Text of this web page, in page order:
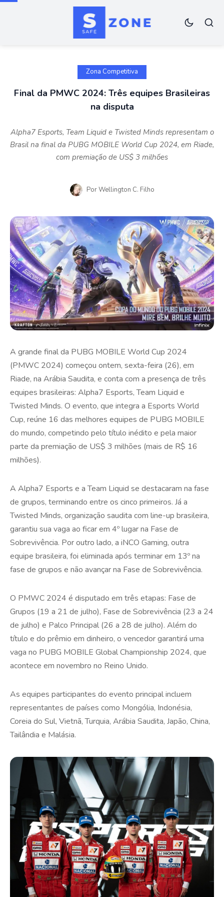
Zona Competitiva
Final da PMWC 2024: Três equipes Brasileiras
na disputa
Alpha7 Esports, Team Liquid e Twisted Minds representam o
Brasil na final da PUBG MOBILE World Cup 2024, em Riade,
com premiação de US$ 3 milhões
PorWellington C. Filho
A grande final da PUBG MOBILE World Cup 2024
(PMWC 2024) começou ontem, sexta-feira (26), em
Riade, na Arábia Saudita, e conta com a presença de três
equipes brasileiras: Alpha7 Esports, Team Liquid e
Twisted Minds. O evento, que integra a Esports World
Cup, reúne 16 das melhores equipes de PUBG MOBILE
do mundo, competindo pelo título inédito e pela maior
parte da premiação de US$ 3 milhões (mais de R$ 16
milhões).
A Alpha7 Esports e a Team Liquid se destacaram na fase
de grupos, terminando entre os cinco primeiros. Já a
Twisted Minds, organização saudita com line-up brasileira,
garantiu sua vaga ao ficar em 4º lugar na Fase de
Sobrevivência. Por outro lado, a iNCO Gaming, outra
equipe brasileira, foi eliminada após terminar em 13º na
fase de grupos e não avançar na Fase de Sobrevivência.
O PMWC 2024 é disputado em três etapas: Fase de
Grupos (19 a 21 de julho), Fase de Sobrevivência (23 a 24
de julho) e Palco Principal (26 a 28 de julho). Além do
título e do prêmio em dinheiro, o vencedor garantirá uma
vaga no PUBG MOBILE Global Championship 2024, que
acontece em novembro no Reino Unido.
As equipes participantes do evento principal incluem
representantes de países como Mongólia, Indonésia,
Coreia do Sul, Vietnã, Turquia, Arábia Saudita, Japão, China,
Tailândia e Malásia.